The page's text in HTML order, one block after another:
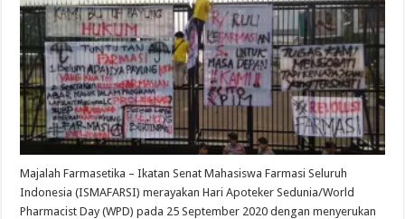
Majalah Farmasetika – Ikatan Senat Mahasiswa Farmasi Seluruh
Indonesia (ISMAFARSI) merayakan Hari Apoteker Sedunia/World
Pharmacist Day (WPD) pada 25 September 2020 dengan menyerukan